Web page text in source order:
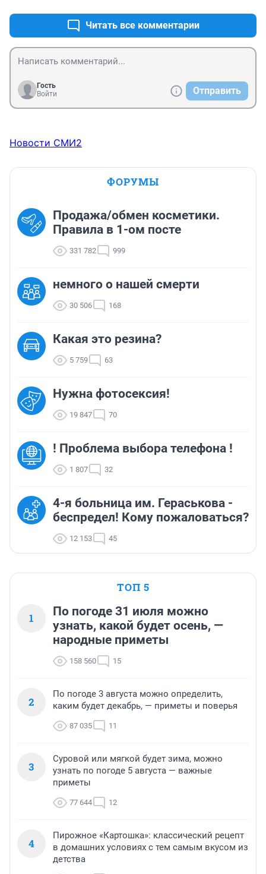
Читать все комментарии
Гость
Войти
Отправить
Новости СМИ2
ФОРУМЫ
Продажа/обмен косметики.
Правила в 1-ом посте
331 782 999
немного о нашей смерти
30 506 168
Какая это резина?
5 759 63
Нужна фотосексия!
19 847 70
! Проблема выбора телефона !
1 807 32
4-я больница им. Гераськова -
беспредел! Кому пожаловаться?
12 153 45
ТОП 5
1
По погоде 31 июля можно
узнать, какой будет осень, —
народные приметы
158 560 15
2
По погоде 3 августа можно определить,
каким будет декабрь, — приметы и поверья
87 035 11
3
Суровой или мягкой будет зима, можно
узнать по погоде 5 августа — важные
приметы
77 644 12
4
Пирожное «Картошка»: классический рецепт
в домашних условиях с тем самым вкусом из
детства